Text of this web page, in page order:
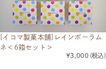
[イコマ製菓本舗]レインボーラム
ネ＜6箱セット＞
¥3,000 (税込)